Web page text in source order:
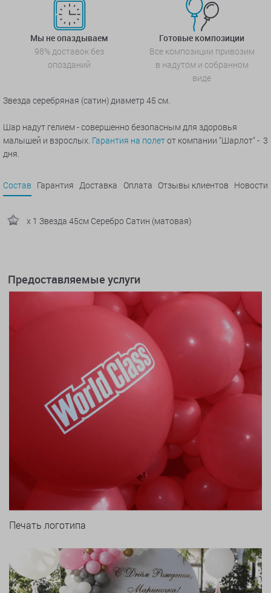
Мы не опаздываем
98% доставок без
опозданий
Готовые композиции
Все композиции привозим
в надутом и собранном
виде
Звезда серебряная (сатин)диаметр 45 см.
Шар надут гелием - совершенно безопасным для здоровья
малышей и взрослых. Гарантия на полетот компании "Шарлот" - 3
дня.
Состав Гарантия Доставка Оплата Отзывы клиентов Новости
x 1 Звезда 45см Серебро Сатин (матовая)
Предоставляемые услуги
Печать логотипа